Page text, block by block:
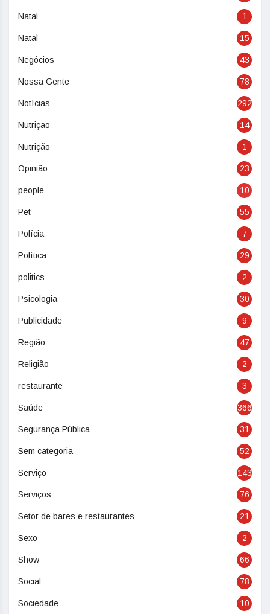
Natal 1
Natal 15
Negócios 43
Nossa Gente 78
Notícias 292
Nutriçao 14
Nutrição 1
Opinião 23
people 10
Pet 55
Polícia 7
Política 29
politics 2
Psicologia 30
Publicidade 9
Região 47
Religião 2
restaurante 3
Saúde 366
Segurança Pública 31
Sem categoria 52
Serviço 143
Serviços 76
Setor de bares e restaurantes 21
Sexo 2
Show 66
Social 78
Sociedade 10